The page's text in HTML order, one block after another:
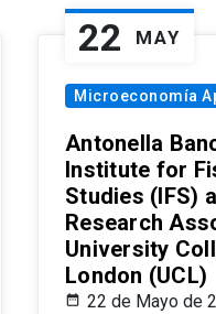
22 MAY
Microeconomía
Antonella
Institute for
Studies (IFS)
Research
University
London (UCL)
22 de Mayo de